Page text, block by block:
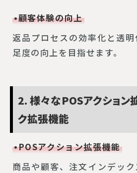
•顧客体験の向上
返品プロセスの効率化と透
足度の向上を目指せます。
2. 様々なPOSアクション
ク拡張機能
•POSアクション拡張機能
商品や顧客、注文インデッ